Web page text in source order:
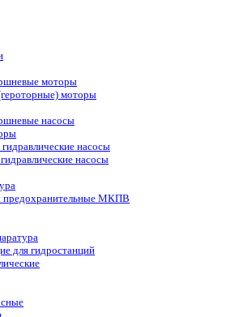
моторы
моторы
насосы
насосы
насосы
предохранительные МКПВ
для гидростанций